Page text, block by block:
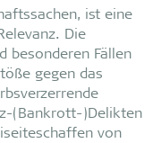
ist eine
Die
besonderen Fällen
gegen das
(Bankrott-)Delikten
von